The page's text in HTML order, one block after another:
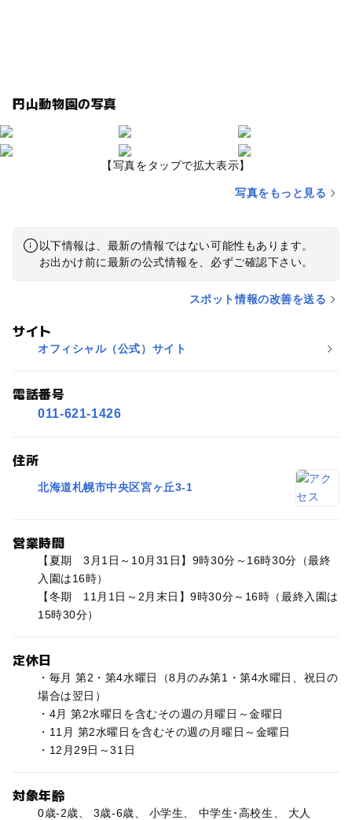
円山動物園の写真
【写真をタップで拡大表示】
写真をもっと見る
以下情報は、最新の情報ではない可能性もあります。
お出かけ前に最新の公式情報を、必ずご確認下さい。
スポット情報の改善を送る
サイト
オフィシャル（公式）サイト
電話番号
011-621-1426
住所
北海道札幌市中央区宮ヶ丘3-1
営業時間
【夏期 3月1日～10月31日】9時30分～16時30分（最終
入園は16時）
【冬期 11月1日～2月末日】9時30分～16時（最終入園は
15時30分）
定休日
・毎月 第2・第4水曜日（8月のみ第1・第4水曜日、祝日の
場合は翌日）
・4月 第2水曜日を含むその週の月曜日～金曜日
・11月 第2水曜日を含むその週の月曜日～金曜日
・12月29日～31日
対象年齢
0歳-2歳、 3歳-6歳、 小学生、 中学生･高校生、 大人